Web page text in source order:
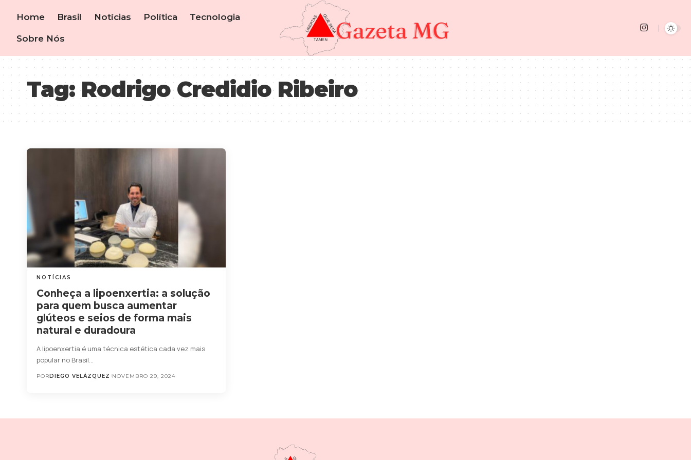
Home Brasil Notícias Política Tecnologia
Sobre Nós
Tag:Rodrigo Credidio Ribeiro
NOTÍCIAS
Conheça a lipoenxertia: a solução
para quem busca aumentar
glúteos e seios de forma mais
natural e duradoura
A lipoenxertia é uma técnica estética cada vez mais
popular no Brasil…
PORDIEGO VELÁZQUEZ NOVEMBRO 29, 2024